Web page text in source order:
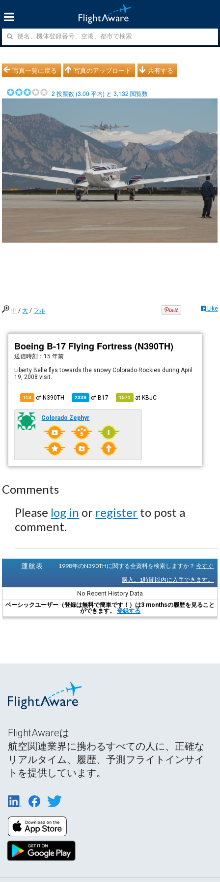
写真一覧に戻る 写真のアップロード 共有する
2 投票数 (3.00 平均) と3,132 閲覧数
中 /大 / フル Like
Boeing B-17 Flying Fortress (N390TH)
送信時刻： 15 年前
Liberty Belle flys towards the snowy Colorado Rockies during April
19, 2008 visit.
113 of N390TH 2339 ofB17 1571 atKBJC
Colorado Zephyr
Comments
Please log in or register to post a
comment.
運航表 1998年のN390THに関する全資料を検索しますか？今すぐ
購入。1時間以内に入手できます。
No Recent History Data
ベーシックユーザー（登録は無料で簡単です！）は3 monthsの履歴を見ること
ができます。 登録する
FlightAwareは
航空関連業界に携わるすべての人に、正確な
リアルタイム、履歴、予測フライトインサイ
トを提供しています。